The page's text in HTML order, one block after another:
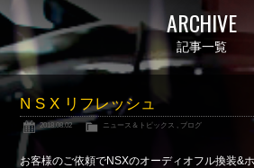
在庫情報
Contract
ご成約情報
About NSX
NSXについて
Reflesh Plan
整備・修理・
ARCHIVE
記事一覧
N S X リフレッシュ
2018.08.02 ニュース＆トピックス , ブログ
お客様のご依頼でNSXのオーディオフル換装&